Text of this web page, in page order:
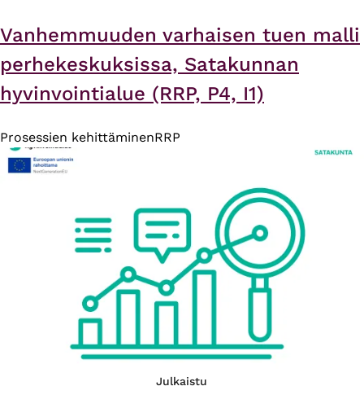
Vanhemmuuden varhaisen tuen malli
perhekeskuksissa, Satakunnan
hyvinvointialue (RRP, P4, I1)
Prosessien kehittäminenRRP
Julkaistu